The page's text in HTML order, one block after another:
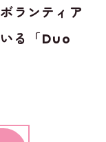
ランティア
る「Duo